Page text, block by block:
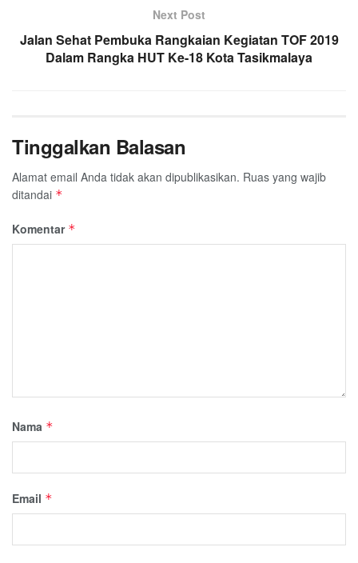
Next Post
Jalan Sehat Pembuka Rangkaian Kegiatan TOF 2019
Dalam Rangka HUT Ke-18 Kota Tasikmalaya
Tinggalkan Balasan
Alamat email Anda tidak akan dipublikasikan. Ruas yang wajib
ditandai *
Komentar *
Nama *
Email *